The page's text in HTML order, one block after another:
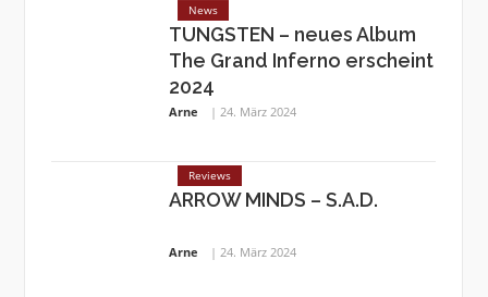
News
TUNGSTEN – neues Album
The Grand Inferno erscheint
2024
Arne 24. März 2024
Reviews
ARROW MINDS – S.A.D.
Arne 24. März 2024